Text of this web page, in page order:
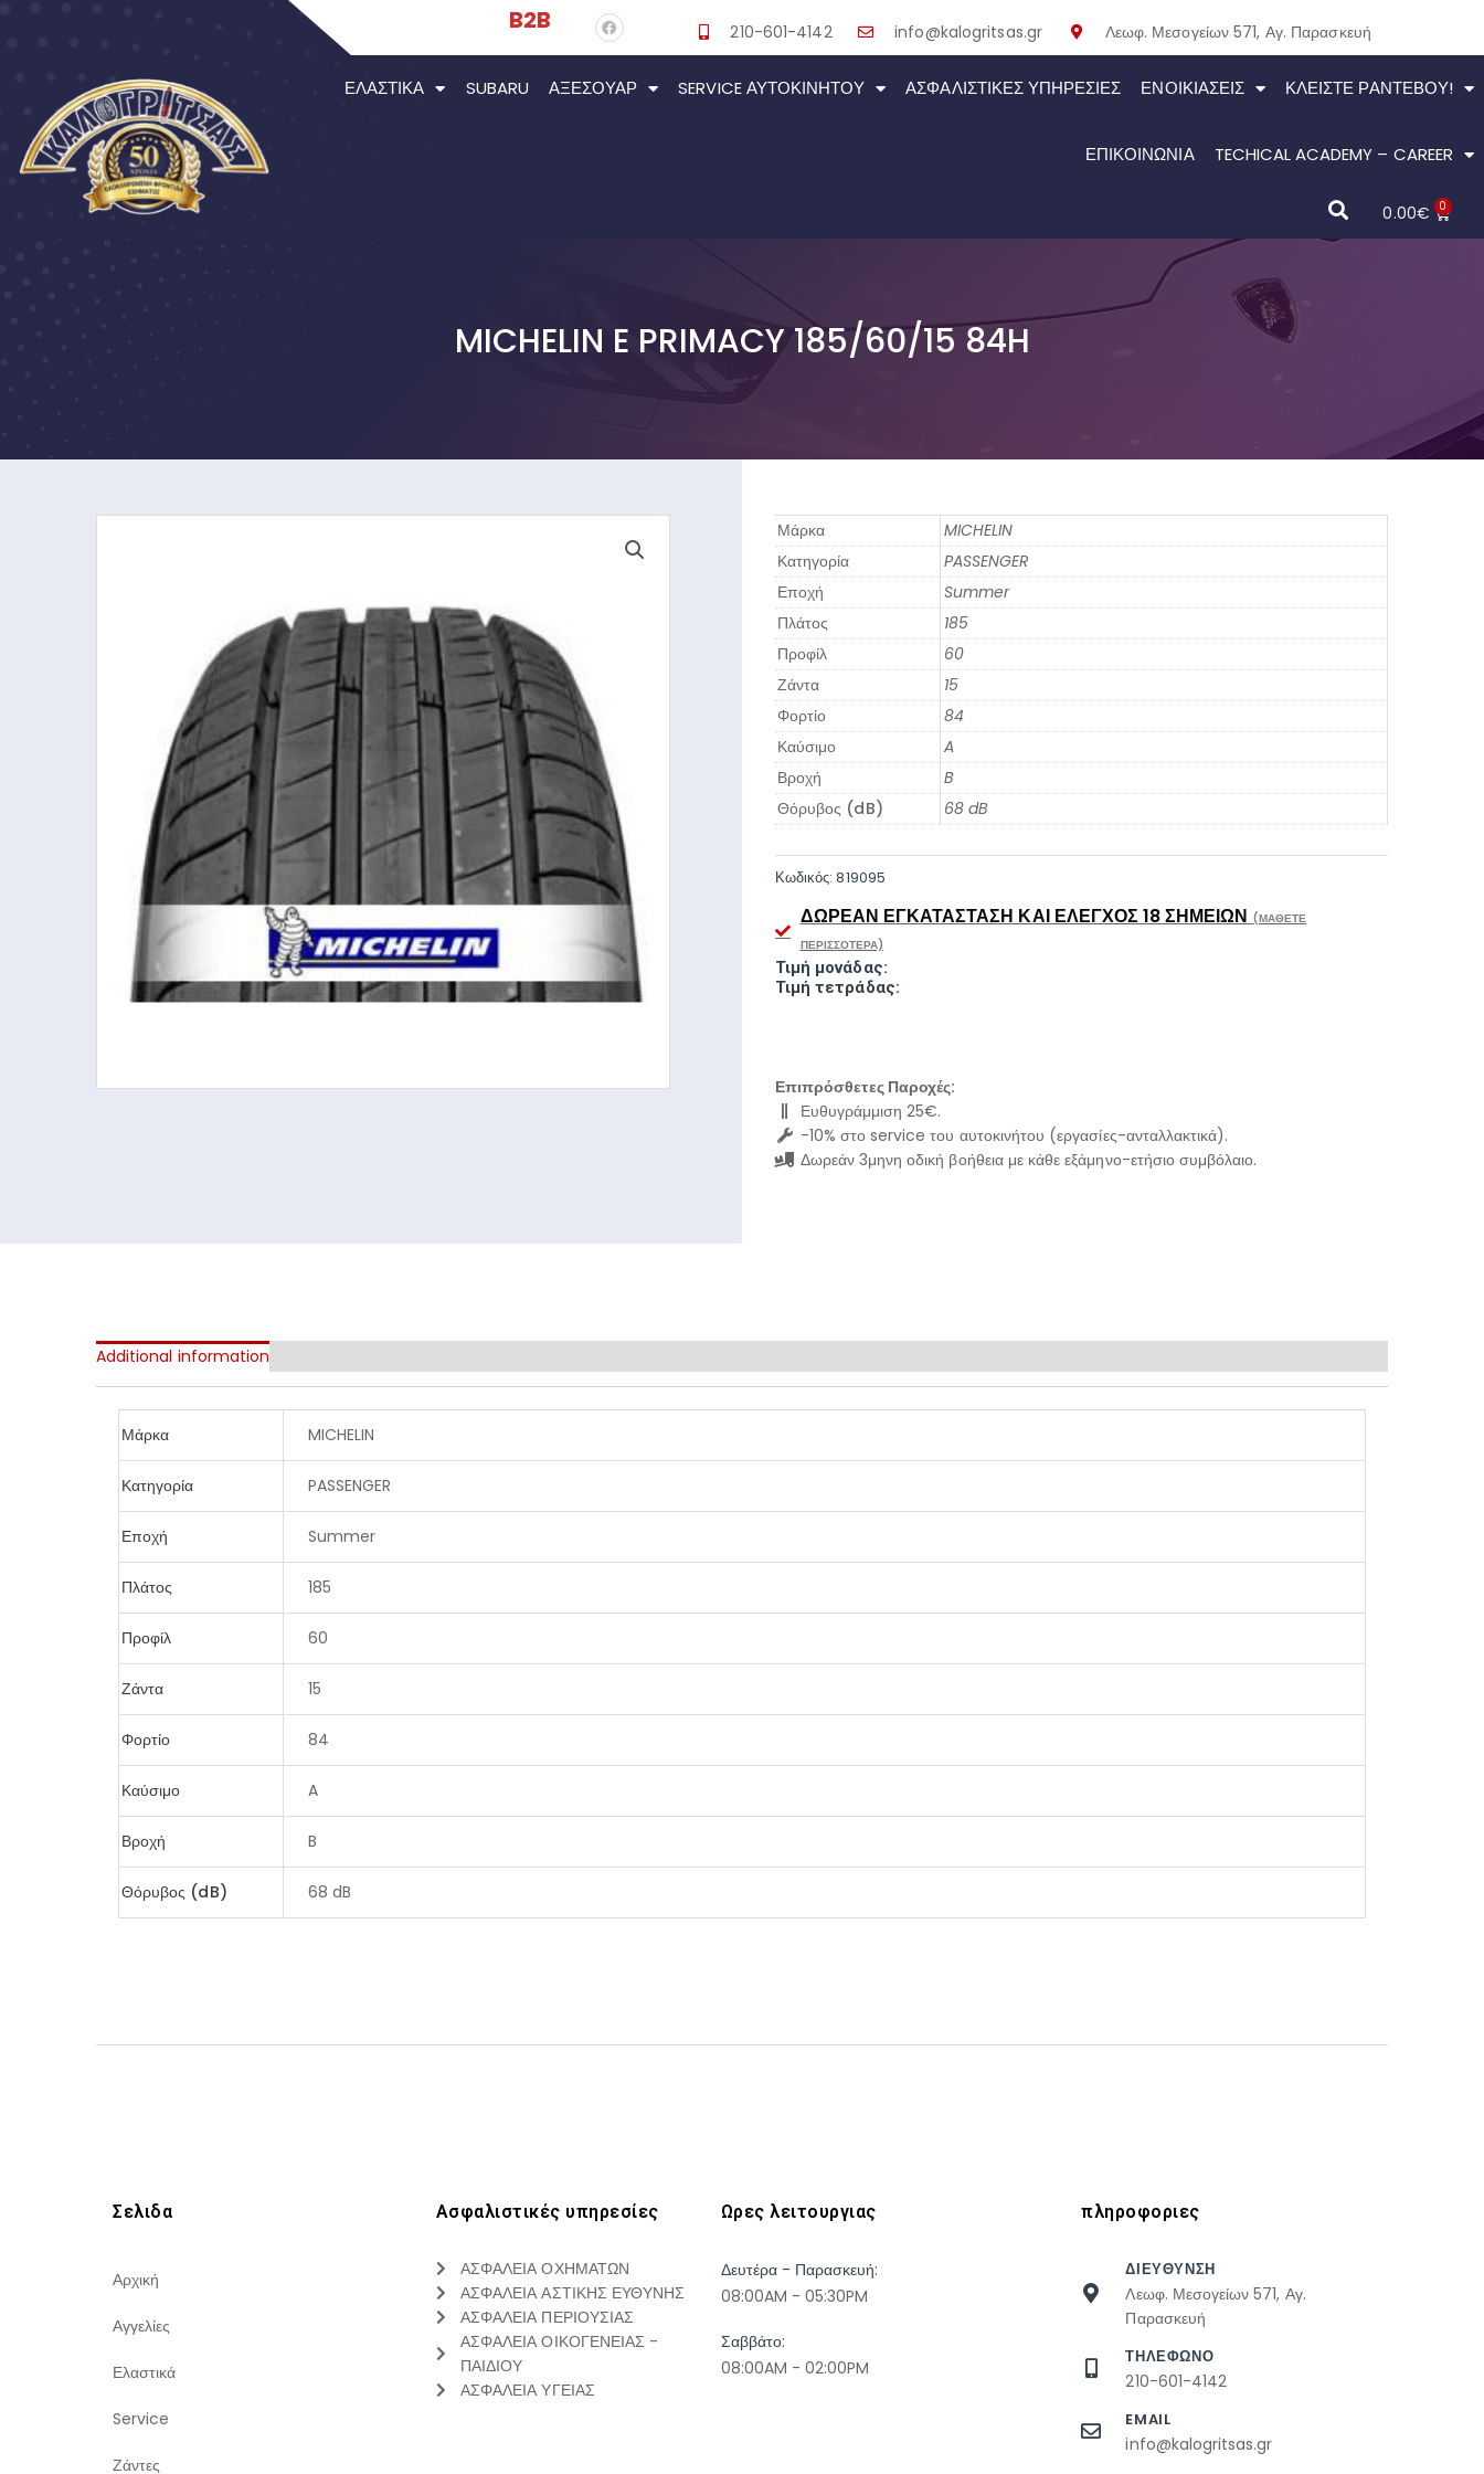
B2B 210-601-4142 info@kalogritsas.gr Λεωφ. Μεσογείων 571, Αγ. Παρασκευή
ΕΛΑΣΤΙΚΆ SUBARU ΑΞΕΣΟΥΆΡ SERVICE ΑΥΤΟΚΙΝΉΤΟΥ ΑΣΦΑΛΙΣΤΙΚΕΣ ΥΠΗΡΕΣΙΕΣ ΕΝΟΙΚΙΆΣΕΙΣ ΚΛΕΊΣΤΕ ΡΑΝΤΕΒΟΎ!
ΕΠΙΚΟΙΝΩΝΙΑ TECHICAL ACADEMY – CAREER
0.00€ 0
MICHELIN E PRIMACY 185/60/15 84H
Μάρκα
MICHELIN
Κατηγορία
PASSENGER
Εποχή
Summer
Πλάτος
185
Προφίλ
60
Ζάντα
15
Φορτίο
84
Καύσιμο
A
Βροχή
B
Θόρυβος (dB)
68 dB
Κωδικός:819095
ΔΩΡΕΆΝ ΕΓΚΑΤΆΣΤΑΣΗ ΚΑΙ ΈΛΕΓΧΟΣ 18 ΣΗΜΕΊΩΝ (ΜΆΘΕΤΕ
ΠΕΡΙΣΣΌΤΕΡΑ)
Τιμή μονάδας:
Τιμή τετράδας:
Επιπρόσθετες Παροχές:
Ευθυγράμμιση 25€.
-10% στο service του αυτοκινήτου (εργασίες-ανταλλακτικά).
Δωρεάν 3μηνη οδική βοήθεια με κάθε εξάμηνο-ετήσιο συμβόλαιο.
Additional information
Μάρκα MICHELIN
Κατηγορία PASSENGER
Εποχή Summer
Πλάτος 185
Προφίλ 60
Ζάντα 15
Φορτίο 84
Καύσιμο A
Βροχή B
Θόρυβος (dB) 68 dB
Σελιδα
Αρχική
Αγγελίες
Ελαστικά
Service
Ζάντες
Ασφαλιστικές υπηρεσίες
ΑΣΦΑΛΕΙΑ ΟΧΗΜΑΤΩΝ
ΑΣΦΑΛΕΙΑ ΑΣΤΙΚΗΣ ΕΥΘΥΝΗΣ
ΑΣΦΑΛΕΙΑ ΠΕΡΙΟΥΣΙΑΣ
ΑΣΦΑΛΕΙΑ ΟΙΚΟΓΕΝΕΙΑΣ -
ΠΑΙΔΙΟΥ
ΑΣΦΑΛΕΙΑ ΥΓΕΙΑΣ
Ωρες λειτουργιας
Δευτέρα - Παρασκευή:
08:00AM - 05:30PM
Σαββάτο:
08:00AM - 02:00PM
πληροφοριες
ΔΙΕΥΘΥΝΣΗ
Λεωφ. Μεσογείων 571, Αγ.
Παρασκευή
ΤΗΛΕΦΩΝΟ
210-601-4142
EMAIL
info@kalogritsas.gr